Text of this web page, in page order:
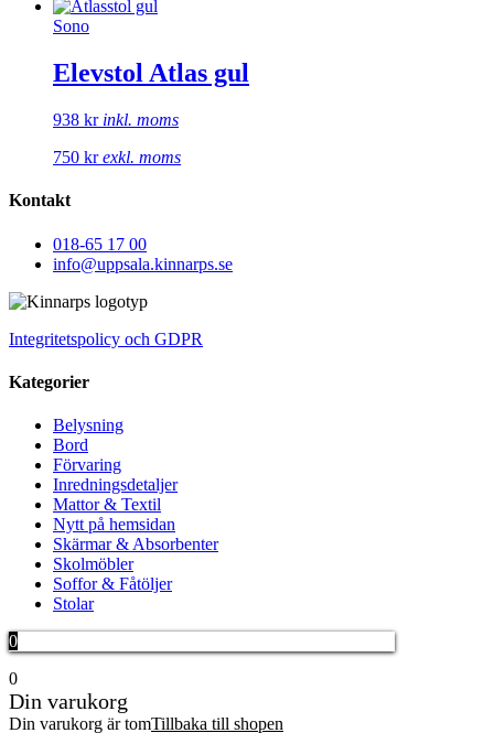
Sono
Elevstol Atlas gul
938 kr inkl. moms
750 kr exkl. moms
Kontakt
018-65 17 00
info@uppsala.kinnarps.se
Integritetspolicy och GDPR
Kategorier
Belysning
Bord
Förvaring
Inredningsdetaljer
Mattor & Textil
Nytt på hemsidan
Skärmar & Absorbenter
Skolmöbler
Soffor & Fåtöljer
Stolar
0
0
Din varukorg
Din varukorg är tomTillbaka till shopen